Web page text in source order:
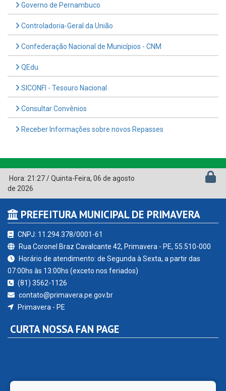
Governo de Pernambuco
Controladoria-Geral da União
Confederação Nacional de Municípios - CNM
QEdu
SICONFI - Tesouro Nacional
Consultar Convênios
Receber Informações sobre novos Repasses
Hora: 21:27/Quinta-Feira, 06 de agosto
de 2026
PREFEITURA MUNICIPAL DE PRIMAVERA
CNPJ: 11.294.378/0001-61
Rua Coronel Braz Cavalcante 42, Primavera - PE, 55.510-000
Horário de atendimento: de Segunda à Sexta, a partir das
07:00hs às 13:00hs (exceto nos feriados)
(81) 3562-1126
contato@primavera.pe.gov.br
Primavera - PE
CURTA NOSSA FAN PAGE